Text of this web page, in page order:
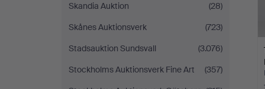
Skandia Auktion
(28)
Skånes Auktionsverk
(723)
Stadsauktion Sundsvall
(3.076)
Stockholms Auktionsverk Fine Art
(357)